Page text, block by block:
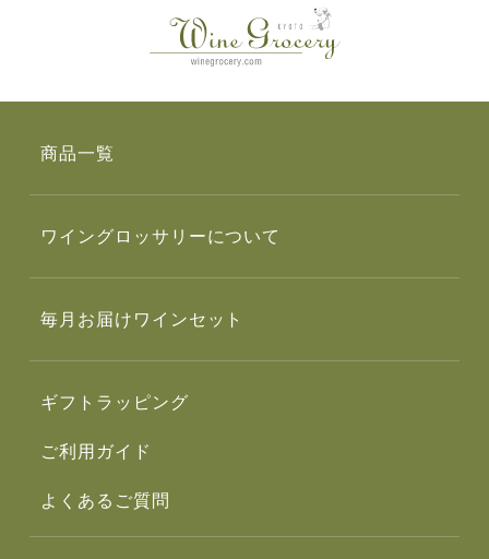
商品一覧
ワイングロッサリーについて
毎月お届けワインセット
ギフトラッピング
ご利用ガイド
よくあるご質問